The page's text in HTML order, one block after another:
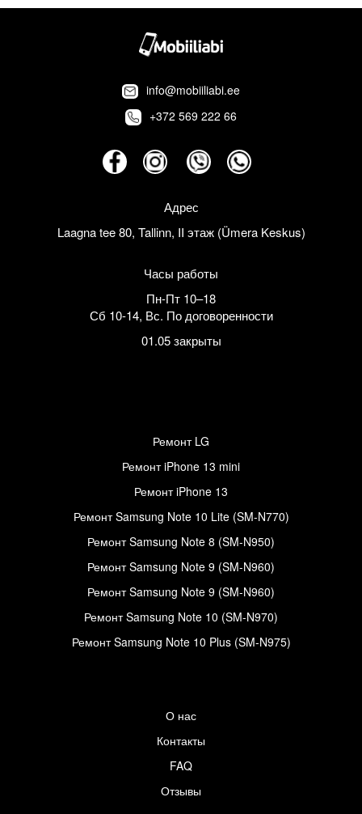
info@mobiiliabi.ee
+372 569 222 66
Адрес
Laagna tee 80, Tallinn, II этаж (Ümera Keskus)
Часы работы
Пн-Пт 10–18
Сб 10-14, Вс. По договоренности
01.05 закрыты
Ремонт LG
Ремонт iPhone 13 mini
Ремонт iPhone 13
Ремонт Samsung Note 10 Lite (SM-N770)
Ремонт Samsung Note 8 (SM-N950)
Ремонт Samsung Note 9 (SM-N960)
Ремонт Samsung Note 9 (SM-N960)
Ремонт Samsung Note 10 (SM-N970)
Ремонт Samsung Note 10 Plus (SM-N975)
О нас
Контакты
FAQ
Отзывы